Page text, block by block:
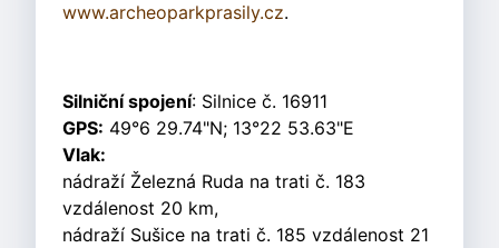
www.archeoparkprasily.cz.
Silniční spojení: Silnice č. 16911
GPS: 49°6 29.74"N; 13°22 53.63"E
Vlak:
nádraží Železná Ruda na trati č. 183
vzdálenost 20 km,
nádraží Sušice na trati č. 185 vzdálenost 21